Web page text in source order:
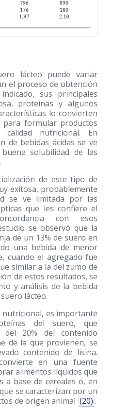
lácteo puede variar
el proceso de obtención
sus principales
proteínas y algunos
lo convierten
formular productos
nutricional. En
de bebidas ácidas se ve
solubilidad de las
de este tipo de
exitosa, probablemente
se ve limitada por las
que les confiere el
con esos
se observó que la
de un 13% de suero en
una bebida de menor
cuando el agregado fue
similar a la del zumo de
de estos resultados, se
y análisis de la bebida
lácteo.
es importante
del suero, que
del 20% del contenido
de la que provienen, se
contenido de lisina.
en una fuente
alimentos líquidos que
a base de cereales o, en
se caracterizan por un
de origen animal (20) .